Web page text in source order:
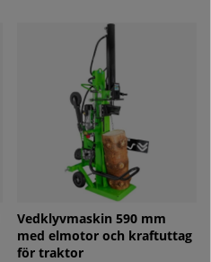
Vedklyvmaskin 590 mm
med elmotor och kraftuttag
för traktor